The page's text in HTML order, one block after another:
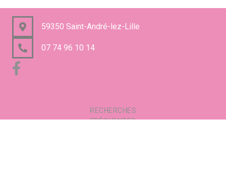
59350 Saint-André-lez-Lille
07 74 96 10 14
RECHERCHES
FRÉQUENTES